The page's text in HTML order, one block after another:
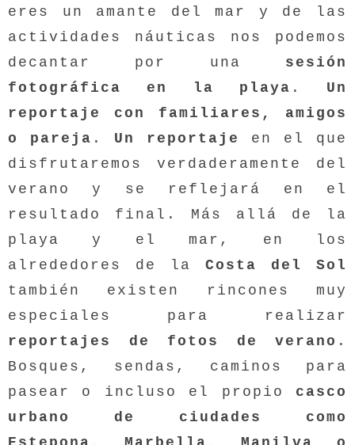
eres un amante del mar y de las
actividades náuticas nos podemos
decantar por una sesión
fotográfica en la playa . Un
reportaje con familiares, amigos
o
pareja . Un reportaje
en el que
disfrutaremos verdaderamente del
verano y se reflejará en el
resultado final. Más allá de la
playa y el mar, en los
alrededores de la Costa del Sol
también existen rincones muy
especiales para realizar
reportajes de fotos de verano .
Bosques, sendas, caminos para
pasear o incluso el propio casco
urbano de ciudades como